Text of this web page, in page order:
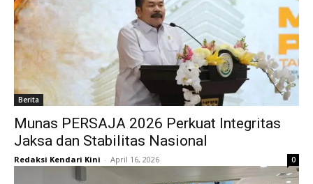
Berita
Munas PERSAJA 2026 Perkuat Integritas
Jaksa dan Stabilitas Nasional
Redaksi Kendari Kini - April 16, 2026 0